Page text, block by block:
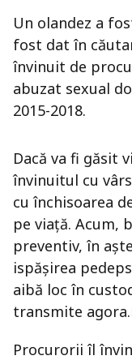
Un olandez a
fost dat în
învinuit de
abuzat sexual
2015-2018.
Dacă va fi găsit
învinuitul cu
cu închisoarea
pe viață. Acum,
preventiv, în
ispășirea
aibă loc în
transmite
Procurorii îl